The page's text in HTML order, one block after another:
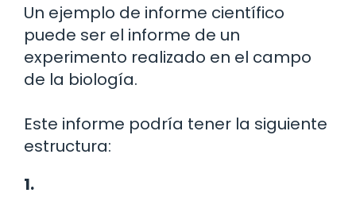
Un ejemplo de informe científico
puede ser el informe de un
experimento realizado en el campo
de la biología.
Este informe podría tener la siguiente
estructura:
1.